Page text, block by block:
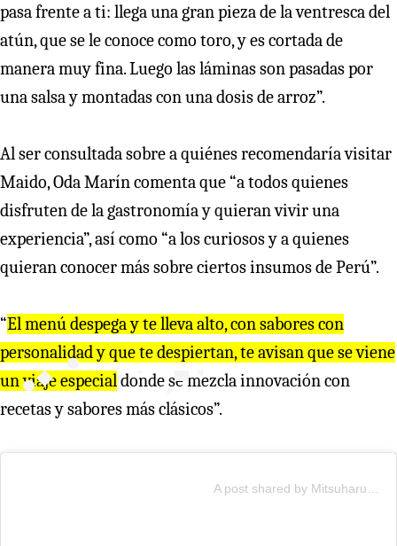
pasa frente a ti: llega una gran pieza de la ventresca del
atún, que se le conoce como toro, y es cortada de
manera muy fina. Luego las láminas son pasadas por
una salsa y montadas con una dosis de arroz”.
Al ser consultada sobre a quiénes recomendaría visitar
Maido, Oda Marín comenta que “a todos quienes
disfruten de la gastronomía y quieran vivir una
experiencia”, así como “a los curiosos y a quienes
quieran conocer más sobre ciertos insumos de Perú”.
“El menú despega y te lleva alto, con sabores con
personalidad y que te despiertan, te avisan que se viene
un viaje especialdonde se mezcla innovación con
recetas y sabores más clásicos”.